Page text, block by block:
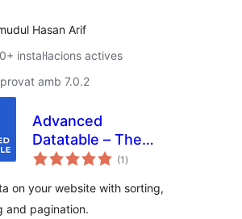
Hasan Arif
instal·lacions actives
amb 7.0.2
Advanced
Datatable – The
Ultimate Data Table
(1 puntuacions
totals
)
on your website with sorting,
and pagination.